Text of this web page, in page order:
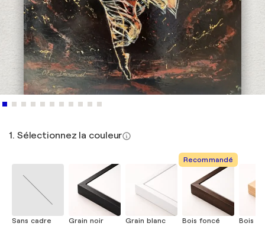
1. Sélectionnez la couleur
Sans cadre
Grain noir
Grain blanc
Recommandé
Bois foncé
Bois